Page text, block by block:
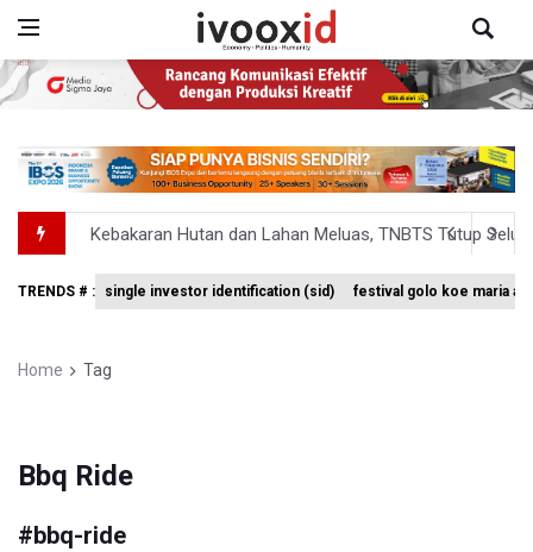
Kebakaran Hutan dan Lahan Meluas, TNBTS Tutup
SEA V Cup 2026: Timnas Voli Putri Indonesia Kalah 0-3
Pakar: Pengungkapan TPPU Eks Jampidsus Febrie
TRENDS # : single investor identification (sid) festival golo koe maria
Home Tag
Bbq Ride
#bbq-ride